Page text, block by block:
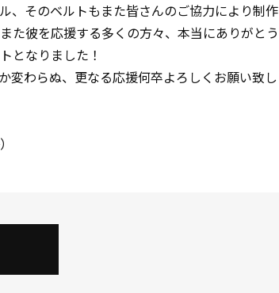
、そのベルトもまた皆さんのご協力により制作
た彼を応援する多くの方々、本当にありがとう
となりました！
わらぬ、更なる応援何卒よろしくお願い致し
）